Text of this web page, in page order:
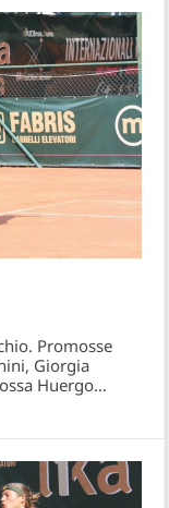
Promosse
Giorgia
Huergo…